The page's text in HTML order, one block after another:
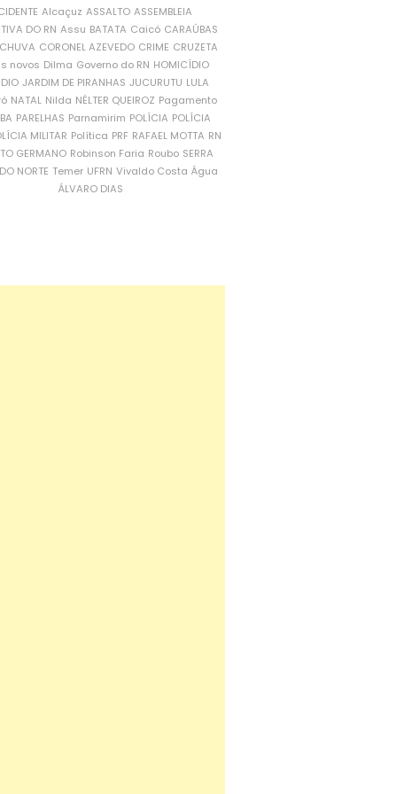
Alcaçuz ASSALTO ASSEMBLEIA
DO RN Assu BATATA Caicó CARAÚBAS
CORONEL AZEVEDO CRIME CRUZETA
novos Dilma Governo do RN HOMICÍDIO
JARDIM DE PIRANHAS JUCURUTU LULA
NATAL Nilda NÉLTER QUEIROZ Pagamento
PARELHAS Parnamirim POLÍCIA POLÍCIA
MILITAR Política PRF RAFAEL MOTTA RN
GERMANO Robinson Faria Roubo SERRA
NORTE Temer UFRN Vivaldo Costa Água
ÁLVARO DIAS